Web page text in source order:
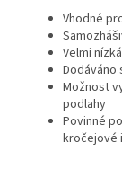
Vhodné
Velmi
Dodáváno
Možnost
podlahy
Povinné
kročejové